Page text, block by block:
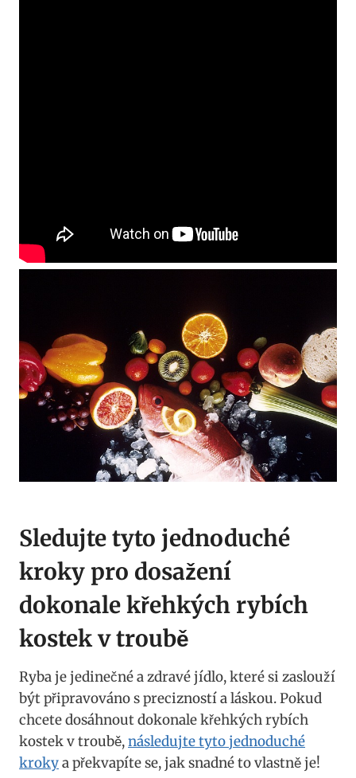
Sledujte tyto jednoduché
kroky pro dosažení
dokonale křehkých rybích
kostek v troubě
Ryba je jedinečné a zdravé jídlo, které si zaslouží
být připravováno s precizností a láskou. Pokud
chcete dosáhnout dokonale křehkých rybích
kostek v troubě,následujte tyto jednoduché
krokya překvapíte se, jak snadné to vlastně je!